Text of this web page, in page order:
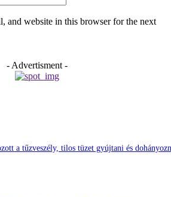
and website in this browser for the next
- Advertisment -
a tűzveszély, tilos tüzet gyújtani és